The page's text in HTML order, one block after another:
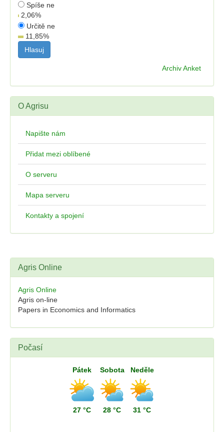
Spíše ne
2,06%
Určitě ne
11,85%
Archiv Anket
O Agrisu
Napište nám
Přidat mezi oblíbené
O serveru
Mapa serveru
Kontakty a spojení
Agris Online
Agris Online
Agris on-line
Papers in Economics and Informatics
Počasí
Pátek
27 °C
Sobota
28 °C
Neděle
31 °C